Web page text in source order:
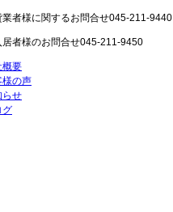
業者様に関するお問合せ045-211-9440
居者様のお問合せ045-211-9450
概要
様の声
らせ
グ